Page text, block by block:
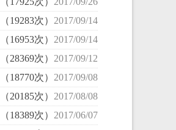
（19283次） 2017/09/14
（16953次） 2017/09/14
（28369次） 2017/09/12
（18770次） 2017/09/08
（20185次） 2017/08/08
（18389次） 2017/06/07